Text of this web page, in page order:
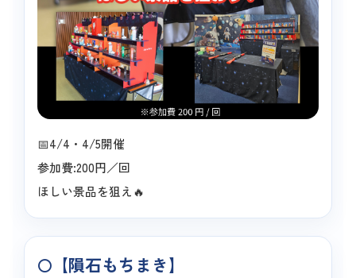
📅4/4・4/5開催
参加費:200円／回
ほしい景品を狙え🔥
🌕【隕石もちまき】